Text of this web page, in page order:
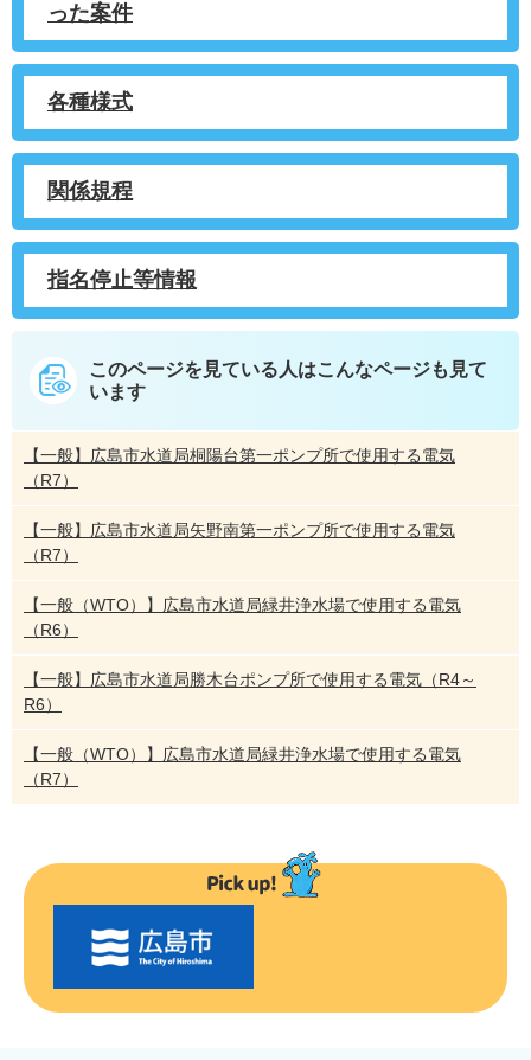
った案件
各種様式
関係規程
指名停止等情報
このページを見ている人はこんなページも見て
います
【一般】広島市水道局桐陽台第一ポンプ所で使用する電気
（R7）
【一般】広島市水道局矢野南第一ポンプ所で使用する電気
（R7）
【一般（WTO）】広島市水道局緑井浄水場で使用する電気
（R6）
【一般】広島市水道局勝木台ポンプ所で使用する電気（R4～
R6）
【一般（WTO）】広島市水道局緑井浄水場で使用する電気
（R7）